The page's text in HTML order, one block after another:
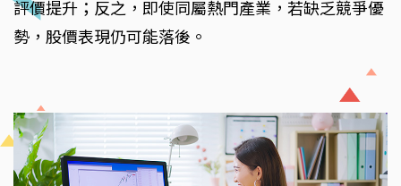
評價提升；反之，即使同屬熱門產業，若缺乏競爭優
勢，股價表現仍可能落後。